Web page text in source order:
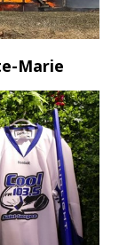
Marie